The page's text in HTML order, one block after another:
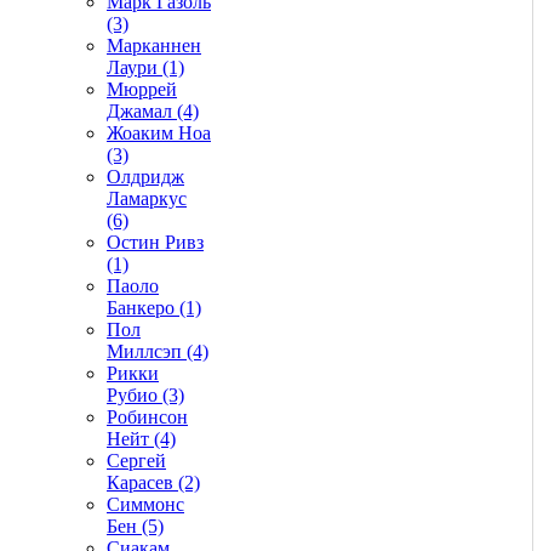
(3)
Марканнен
Лаури (1)
Мюррей
Джамал (4)
Жоаким Ноа
(3)
Олдридж
Ламаркус
(6)
Остин Ривз
(1)
Паоло
Банкеро (1)
Пол
Миллсэп (4)
Рикки
Рубио (3)
Робинсон
Нейт (4)
Сергей
Карасев (2)
Симмонс
Бен (5)